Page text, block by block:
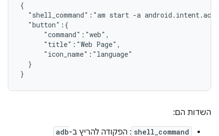
{
"shell_command":"am start -a
  "button":{
      "command":"web",
      "title":"Web Page",
      "icon_name":"language"
  }
השדות הם:
shell_command : הפקודה להריץ ב-adb